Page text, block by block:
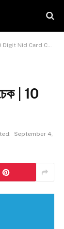
Digit Nid Card Check
| 10
September 4,